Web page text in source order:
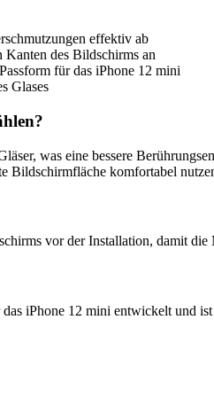
effektiv ab
Kanten des Bildschirms an
für das iPhone 12 mini
Glases
was eine bessere
Bildschirmfläche komfortabel
vor der Installation, damit
iPhone 12 mini entwickelt und